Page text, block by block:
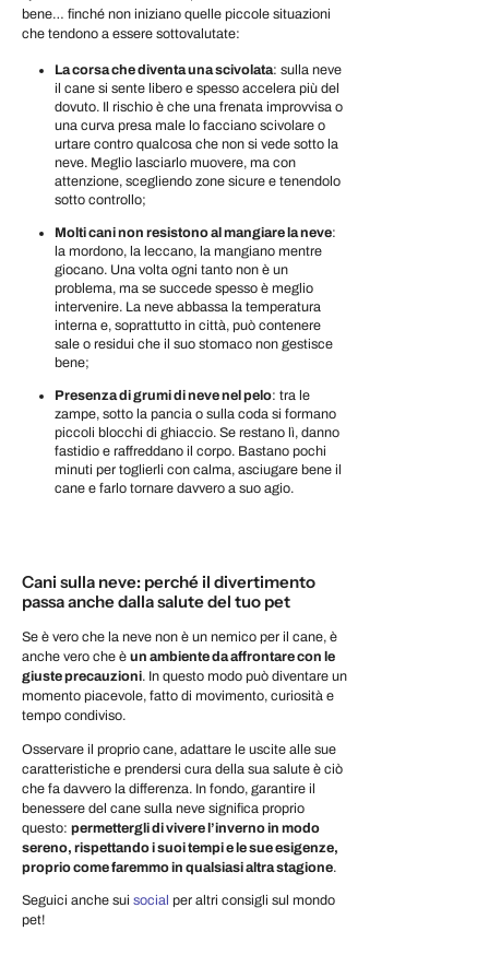
bene… finché non iniziano quelle piccole situazioni
che tendono a essere sottovalutate:
La corsa che diventa una scivolata: sulla neve
il cane si sente libero e spesso accelera più del
dovuto. Il rischio è che una frenata improvvisa o
una curva presa male lo facciano scivolare o
urtare contro qualcosa che non si vede sotto la
neve. Meglio lasciarlo muovere, ma con
attenzione, scegliendo zone sicure e tenendolo
sotto controllo;
Molti cani non resistono al mangiare la neve:
la mordono, la leccano, la mangiano mentre
giocano. Una volta ogni tanto non è un
problema, ma se succede spesso è meglio
intervenire. La neve abbassa la temperatura
interna e, soprattutto in città, può contenere
sale o residui che il suo stomaco non gestisce
bene;
Presenza di grumi di neve nel pelo: tra le
zampe, sotto la pancia o sulla coda si formano
piccoli blocchi di ghiaccio. Se restano lì, danno
fastidio e raffreddano il corpo. Bastano pochi
minuti per toglierli con calma, asciugare bene il
cane e farlo tornare davvero a suo agio.
Cani sulla neve: perché il divertimento
passa anche dalla salute del tuo pet
Se è vero che la neve non è un nemico per il cane, è
anche vero che è un ambiente da affrontare con le
giuste precauzioni. In questo modo può diventare un
momento piacevole, fatto di movimento, curiosità e
tempo condiviso.
Osservare il proprio cane, adattare le uscite alle sue
caratteristiche e prendersi cura della sua salute è ciò
che fa davvero la differenza. In fondo, garantire il
benessere del cane sulla neve significa proprio
questo: permettergli di vivere l’inverno in modo
sereno, rispettando i suoi tempi e le sue esigenze,
proprio come faremmo in qualsiasi altra stagione.
Seguici anche sui social per altri consigli sul mondo
pet!